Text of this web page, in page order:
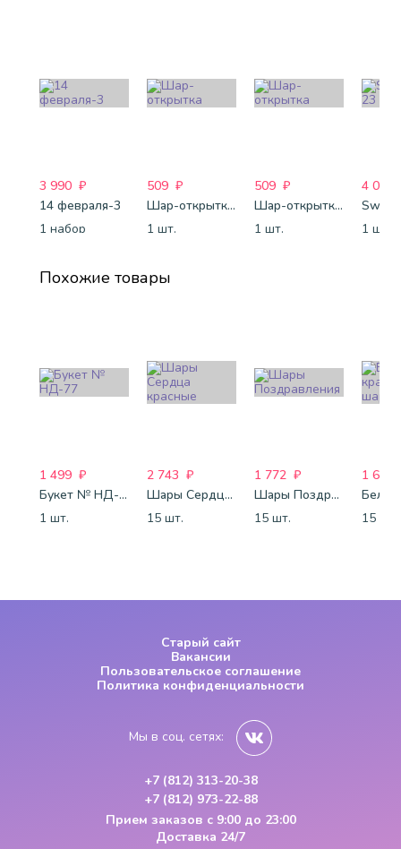
3 990 ₽
14 февраля-3
1 набор
509 ₽
Шар-открытка "Сердце" (45 см) - 2
1 шт.
509 ₽
Шар-открытка "Звезда" (45 см) - 1
1 шт.
4 088
1 шт.
Похожие товары
1 499 ₽
Букет № НД-77
1 шт.
2 743 ₽
Шары Сердца красные
15 шт.
1 772 ₽
Шары Поздравления
15 шт.
1 688
15 шт.
Старый сайт
Вакансии
Пользовательское соглашение
Политика конфиденциальности
Мы в соц. сетях:
+7 (812) 313-20-38
+7 (812) 973-22-88
Прием заказов с 9:00 до 23:00
Доставка 24/7